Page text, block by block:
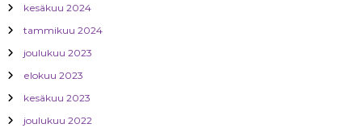
s
e
l
kesäkuu 2024
tammikuu 2024
joulukuu 2023
elokuu 2023
kesäkuu 2023
joulukuu 2022